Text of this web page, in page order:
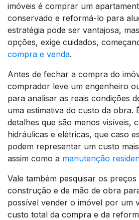
imóveis é comprar um
conservado e reformá-lo para
estratégia pode ser vantajosa,
opções, exige cuidados,
compra e venda.
Antes de fechar a compra do
comprador leve um engenheiro
para analisar as reais condições
uma estimativa do custo da obra.
detalhes que são menos visíveis,
hidráulicas e elétricas, que caso
podem representar um custo
assim como a manutenção
Vale também pesquisar os preços
construção e de mão de obra
possível vender o imóvel por um
custo total da compra e da